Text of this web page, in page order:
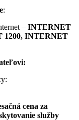
:
– INTERNET
1200, INTERNET
cena za
služby